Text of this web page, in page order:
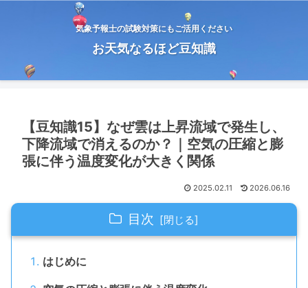
気象予報士の試験対策にもご活用ください
お天気なるほど豆知識
【豆知識15】なぜ雲は上昇流域で発生し、
下降流域で消えるのか？｜空気の圧縮と膨
張に伴う温度変化が大きく関係
2025.02.11 2026.06.16
目次
はじめに